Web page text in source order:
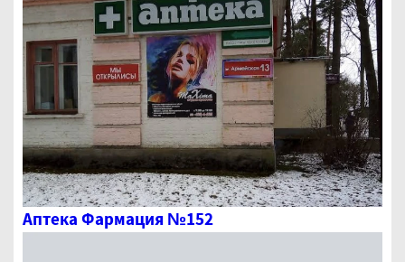
Аптека Фармация №152